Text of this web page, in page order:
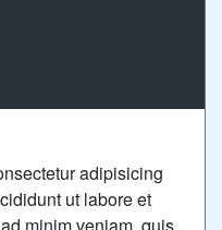
adipisicing
ut labore et